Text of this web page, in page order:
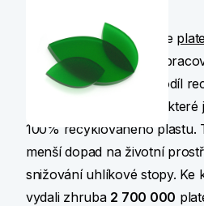
Od roku 2020 vydáváme
vyrobené z druhotně
Postupně zvyšujeme podíl
době vydáváme i karty,
100% recyklovaného plastu.
menší dopad na životní
snižování uhlíkové stopy. Ke
vydali zhruba 2 700 000